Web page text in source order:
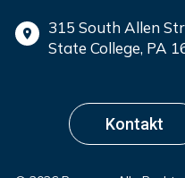
315 South Allen
State College, PA
Kontakt